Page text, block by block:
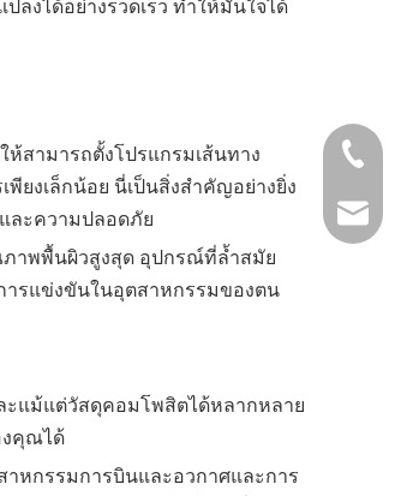
ลงได้อย่างรวดเร็ว ทำให้มั่นใจได้
สามารถตั้งโปรแกรมเส้นทาง
พียงเล็กน้อย นี่เป็นสิ่งสำคัญอย่างยิ่ง
ละความปลอดภัย
ภาพพื้นผิวสูงสุด อุปกรณ์ที่ล้ำสมัย
ารแข่งขันในอุตสาหกรรมของตน
ะแม้แต่วัสดุคอมโพสิตได้หลากหลาย
งคุณได้
หกรรมการบินและอวกาศและการ
+86-